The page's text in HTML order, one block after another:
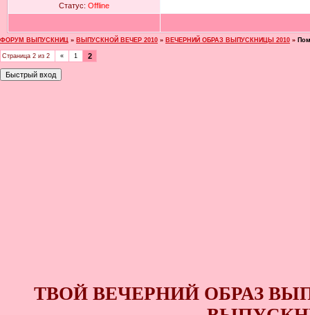
Статус: Offline
ФОРУМ ВЫПУСКНИЦ » ВЫПУСКНОЙ ВЕЧЕР 2010 » ВЕЧЕРНИЙ ОБРАЗ ВЫПУСКНИЦЫ 2010 »
Страница 2 из 2 « 1 2
ТВОЙ ВЕЧЕРНИЙ ОБРАЗ